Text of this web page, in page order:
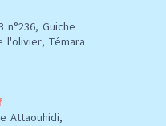
Guiche
l'olivier, Témara
Attaouhidi,